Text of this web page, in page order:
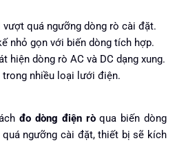
quá ngưỡng dòng rò cài đặt.
nhỏ gọn với biến dòng tích hợp.
hiện dòng rò AC và DC dạng xung.
nhiều loại lưới điện.
đo dòng điện ròqua biến dòng
ngưỡng cài đặt, thiết bị sẽ kích